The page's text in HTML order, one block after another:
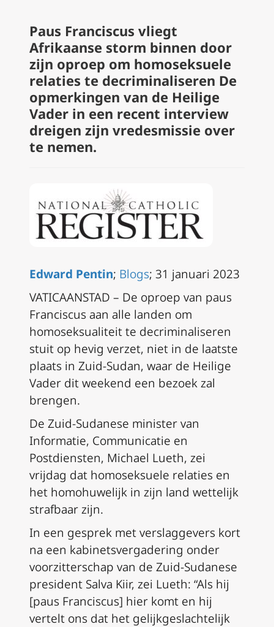
Paus Franciscus vliegt
Afrikaanse storm binnen door
zijn oproep om homoseksuele
relaties te decriminaliseren De
opmerkingen van de Heilige
Vader in een recent interview
dreigen zijn vredesmissie over
te nemen.
Edward Pentin; Blogs; 31 januari 2023
VATICAANSTAD – De oproep van paus
Franciscus aan alle landen om
homoseksualiteit te decriminaliseren
stuit op hevig verzet, niet in de laatste
plaats in Zuid-Sudan, waar de Heilige
Vader dit weekend een bezoek zal
brengen.
De Zuid-Sudanese minister van
Informatie, Communicatie en
Postdiensten, Michael Lueth, zei
vrijdag dat homoseksuele relaties en
het homohuwelijk in zijn land wettelijk
strafbaar zijn.
In een gesprek met verslaggevers kort
na een kabinetsvergadering onder
voorzitterschap van de Zuid-Sudanese
president Salva Kiir, zei Lueth: “Als hij
[paus Franciscus] hier komt en hij
vertelt ons dat het gelijkgeslachtelijk